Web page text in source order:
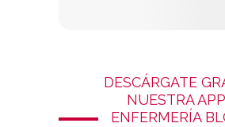
DESCÁRGATE
NUESTRA
ENFERMERÍA